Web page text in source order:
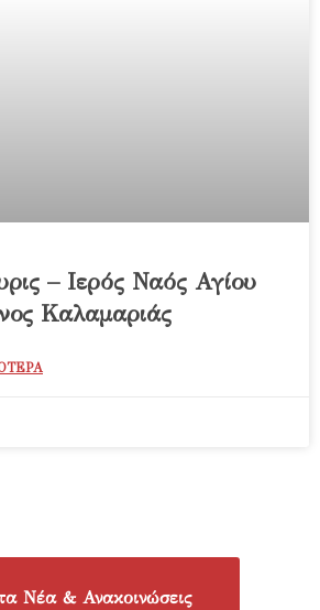
– Ιερός Ναός Αγίου
Καλαμαριάς
Νέα & Ανακοινώσεις